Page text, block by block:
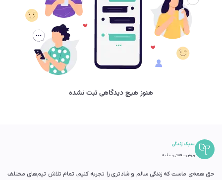
هنوز هیچ دیدگاهی ثبت نشده
سبک زندگی
ورزش سلامتی تغذیه
حق همه‌ی ماست که زندگی سالم و شادتری را تجربه کنیم. تمام تلاش تیم‌های مختلف